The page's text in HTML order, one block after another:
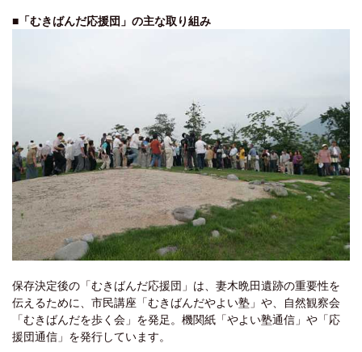
■「むきばんだ応援団」の主な取り組み
保存決定後の「むきばんだ応援団」は、妻木晩田遺跡の重要性を
伝えるために、市民講座「むきばんだやよい塾」や、自然観察会
「むきばんだを歩く会」を発足。機関紙「やよい塾通信」や「応
援団通信」を発行しています。